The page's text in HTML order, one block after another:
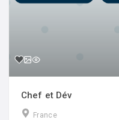
Chef et Dév
France